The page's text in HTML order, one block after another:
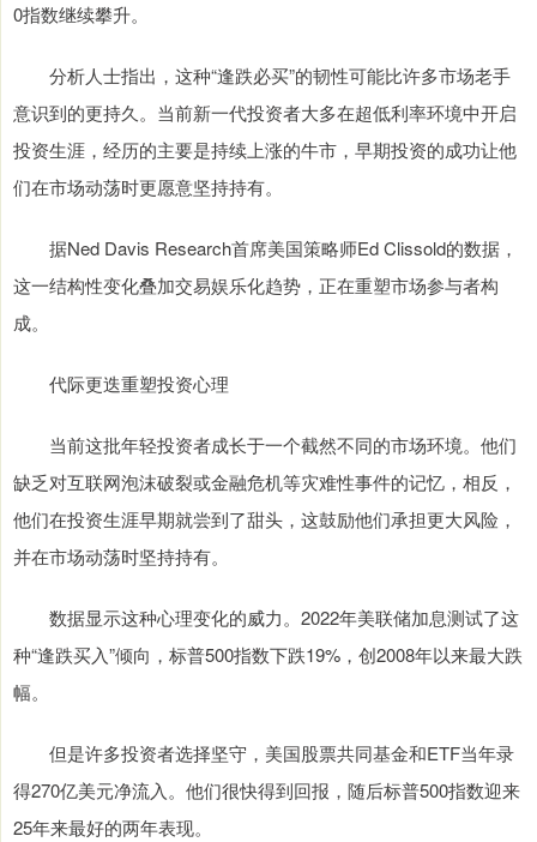
0指数继续攀升。
分析人士指出，这种“逢跌必买”的韧性可能比许多市场老手
意识到的更持久。当前新一代投资者大多在超低利率环境中开启
投资生涯，经历的主要是持续上涨的牛市，早期投资的成功让他
们在市场动荡时更愿意坚持持有。
据Ned Davis Research首席美国策略师Ed Clissold的数据，
这一结构性变化叠加交易娱乐化趋势，正在重塑市场参与者构
成。
代际更迭重塑投资心理
当前这批年轻投资者成长于一个截然不同的市场环境。他们
缺乏对互联网泡沫破裂或金融危机等灾难性事件的记忆，相反，
他们在投资生涯早期就尝到了甜头，这鼓励他们承担更大风险，
并在市场动荡时坚持持有。
数据显示这种心理变化的威力。2022年美联储加息测试了这
种“逢跌买入”倾向，标普500指数下跌19%，创2008年以来最大跌
幅。
但是许多投资者选择坚守，美国股票共同基金和ETF当年录
得270亿美元净流入。他们很快得到回报，随后标普500指数迎来
25年来最好的两年表现。